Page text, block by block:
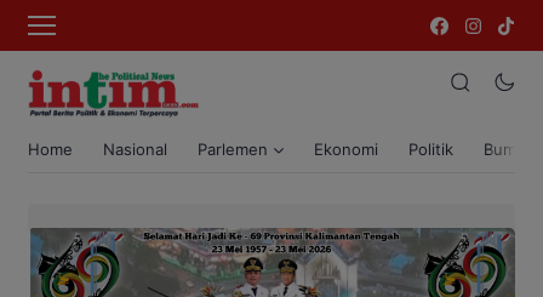
Home Nasional Parlemen Ekonomi Politik Bumi